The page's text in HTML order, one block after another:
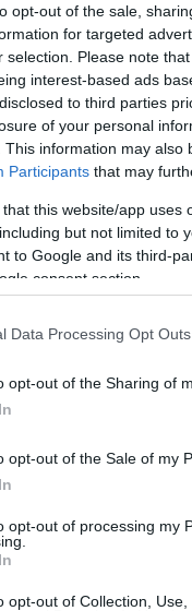
opt-out of the sale,
for targeted
selection. Please note
interest-based ads
to third parties
of your personal
This information may
Participants that may
that this website/app
but not limited to
to Google and its third-
consent section.
Data Processing Opt Outs
opt-out of the Sharing of
opt-out of the Sale of my
opt-out of processing my
opt-out of Collection,
Βαρθολομαίου τον
λόγους
1
του
ρωσική
Μόσχας για μια
Οικουμενικού